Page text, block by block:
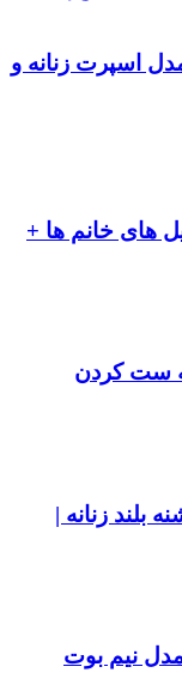
ترین کفش اسپرت زنانه - 100 مدل اسپرت زنانه و
های خانم ها +
با کفش چرم: 4 نکته ست کردن
بلند زنانه |
پارچه ای با نیم بوت – 10 مدل نیم بوت